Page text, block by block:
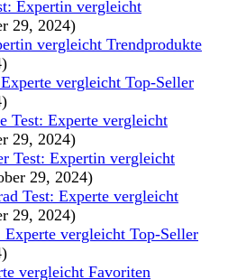
Expertin vergleicht
29, 2024)
vergleicht Trendprodukte
vergleicht Top-Seller
Test: Experte vergleicht
29, 2024)
Test: Expertin vergleicht
29, 2024)
Test: Experte vergleicht
29, 2024)
Experte vergleicht Top-Seller
vergleicht Favoriten